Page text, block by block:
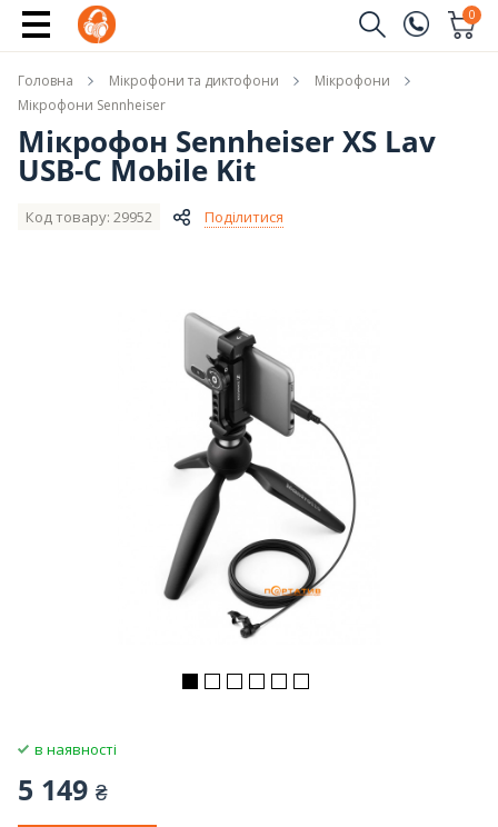
(096)
(044)
0
Ім'я
Телефон
Головна Мікрофони та диктофони
Мікрофони
Мікрофони Sennheiser
Мікрофон Sennheiser XS Lav
USB-C Mobile Kit
Код товару: 29952 Поділитися
в наявності
5 149 ₴
Купити